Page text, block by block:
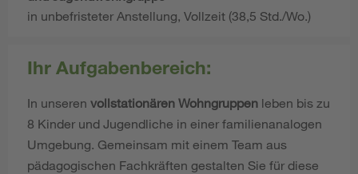
in unbefristeter Anstellung, Vollzeit (38,5 Std./Wo.)
Ihr Aufgabenbereich:
In unseren vollstationären Wohngruppen leben bis zu
8 Kinder und Jugendliche in einer familienanalogen
Umgebung. Gemeinsam mit einem Team aus
pädagogischen Fachkräften gestalten Sie für diese